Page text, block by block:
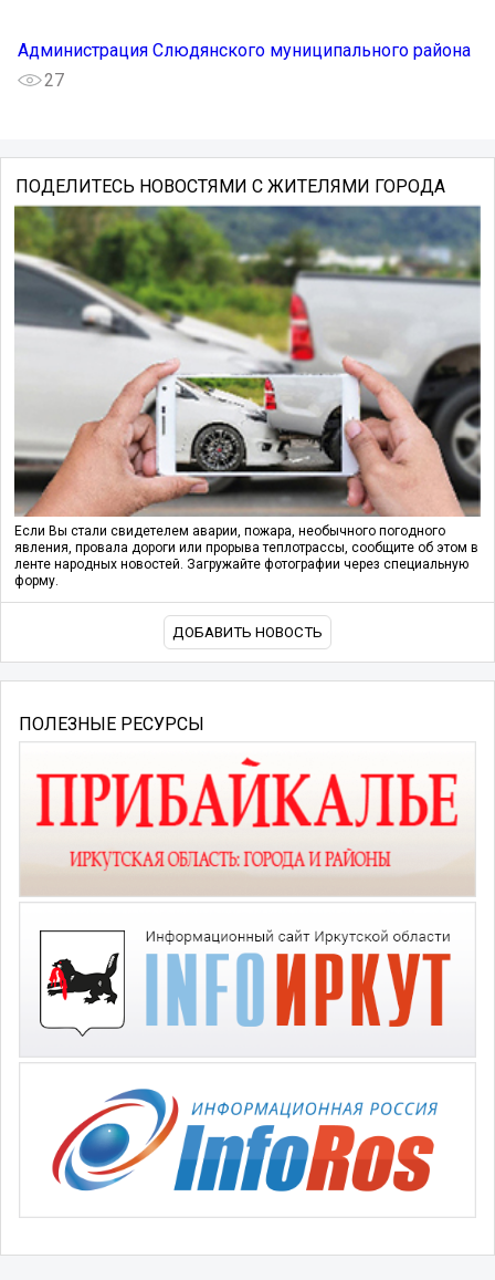
Администрация Слюдянского муниципального района
27
ПОДЕЛИТЕСЬ НОВОСТЯМИ С ЖИТЕЛЯМИ ГОРОДА
Если Вы стали свидетелем аварии, пожара, необычного погодного
явления, провала дороги или прорыва теплотрассы, сообщите об этом в
ленте народных новостей. Загружайте фотографии через специальную
форму.
ДОБАВИТЬ НОВОСТЬ
ПОЛЕЗНЫЕ РЕСУРСЫ